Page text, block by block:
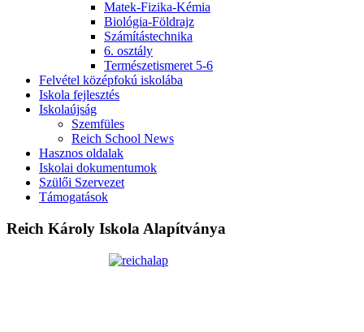
Matek-Fizika-Kémia
Biológia-Földrajz
Számítástechnika
6. osztály
Természetismeret 5-6
Felvétel középfokú iskolába
Iskola fejlesztés
Iskolaújság
Szemfüles
Reich School News
Hasznos oldalak
Iskolai dokumentumok
Szülői Szervezet
Támogatások
Reich Károly Iskola Alapítványa